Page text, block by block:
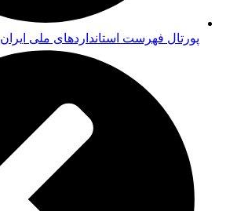
پورتال فهرست استانداردهای ملی ایران